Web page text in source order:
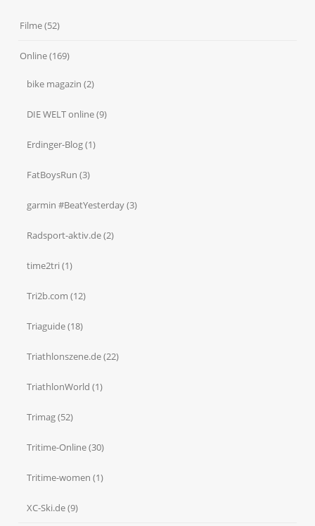
Filme(52)
Online(169)
bike magazin (2)
DIE WELT online(9)
Erdinger-Blog(1)
FatBoysRun (3)
garmin #BeatYesterday(3)
Radsport-aktiv.de(2)
time2tri (1)
Tri2b.com (12)
Triaguide(18)
Triathlonszene.de(22)
TriathlonWorld (1)
Trimag(52)
Tritime-Online(30)
Tritime-women (1)
XC-Ski.de(9)